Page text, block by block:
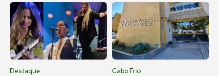
Destaque Cabo Frio